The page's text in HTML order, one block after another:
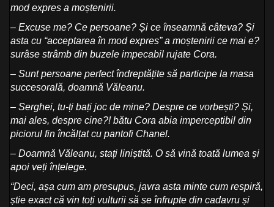
mod expres a moștenirii.
– Excuse me? Ce persoane? Și ce înseamnă câteva? Și
asta cu “acceptarea în mod expres” a moștenirii ce mai e?
surâse strâmb din buzele impecabil rujate Cora.
– Sunt persoane perfect îndreptățite să participe la masa
succesorală, doamnă Văleanu.
– Serghei, tu-ți bați joc de mine? Despre ce vorbești? Și,
mai ales, despre cine?! bătu Cora abia imperceptibil din
piciorul fin încălțat cu pantofi Chanel.
– Doamnă Văleanu, stați liniștită. O să vină toată lumea și
apoi veți înțelege.
“Deci, așa cum am presupus, javra asta minte cum respiră,
știe exact că vin toți vulturii să se înfrupte din cadavru și